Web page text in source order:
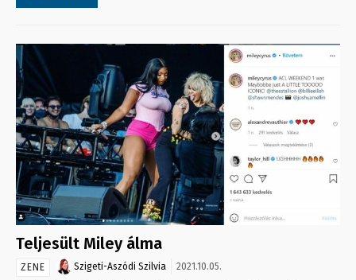
Teljesült Miley álma
ZENE Szigeti-Aszódi Szilvia 2021.10.05.